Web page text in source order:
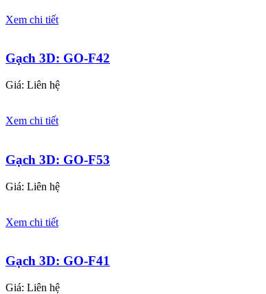
Xem chi tiết
Gạch 3D: GO-F42
Giá: Liên hệ
Xem chi tiết
Gạch 3D: GO-F53
Giá: Liên hệ
Xem chi tiết
Gạch 3D: GO-F41
Giá: Liên hệ